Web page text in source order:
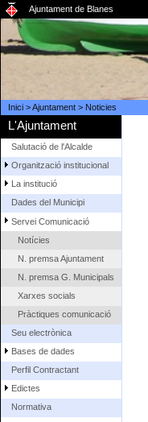
Ajuntament de Blanes
Inici>Ajuntament> Noticies
L'Ajuntament
Salutació de l'Alcalde
Organització institucional
La institució
Dades del Municipi
Servei Comunicació
Notícies
N. premsa Ajuntament
N. premsa G. Municipals
Xarxes socials
Pràctiques comunicació
Seu electrònica
Bases de dades
Perfil Contractant
Edictes
Normativa